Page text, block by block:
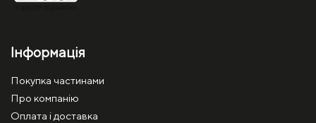
Інформація
Покупка частинами
Про компанію
Оплата і доставка